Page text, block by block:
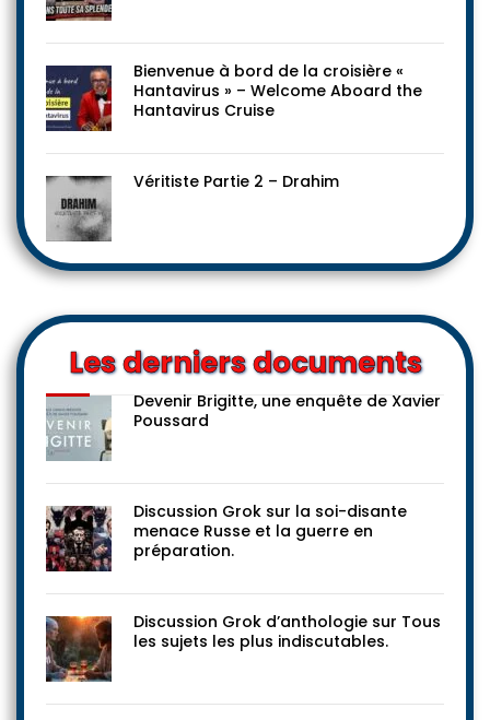
Bienvenue à bord de la croisière «
Hantavirus » – Welcome Aboard the
Hantavirus Cruise
Véritiste Partie 2 – Drahim
Les derniers documents
Devenir Brigitte, une enquête de Xavier
Poussard
Discussion Grok sur la soi-disante
menace Russe et la guerre en
préparation.
Discussion Grok d’anthologie sur Tous
les sujets les plus indiscutables.